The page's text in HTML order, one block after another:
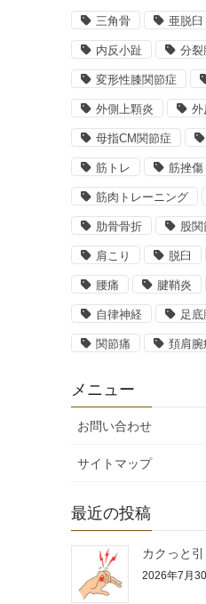
三角骨 亜脱臼
内反小趾 分裂
変形性膝関節症
外側上顆炎 外
母指CM関節症
筋トレ 筋挫傷
筋肉トレーニング
肋骨骨折 股関
肩こり 脱臼
腰痛 腱鞘炎
自律神経 足底
関節痛 頚肩腕
メニュー
お問い合わせ
サイトマップ
最近の投稿
カクっと
2026年7月